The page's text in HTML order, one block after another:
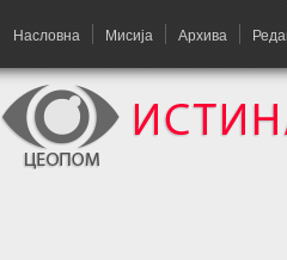
Насловна Мисија Архива